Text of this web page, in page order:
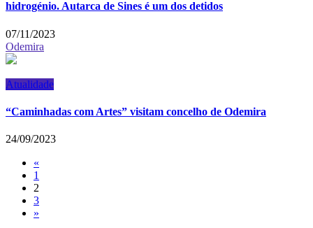
hidrogénio. Autarca de Sines é um dos detidos
07/11/2023
Odemira
Atualidade
“Caminhadas com Artes” visitam concelho de Odemira
24/09/2023
«
1
2
3
»